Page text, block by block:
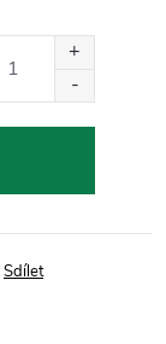
Sdílet